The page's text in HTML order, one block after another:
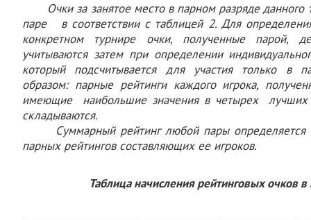
Очки за занятое место в парном разряде
паре в соответствии с таблицей 2. Для
конкретном турнире очки, полученные парой,
учитываются затем при определении
который подсчитывается для участия только в
образом: парные рейтинги каждого игрока,
имеющие наибольшие значения в четырех лучших
складываются.
Суммарный рейтинг любой пары
парных рейтингов составляющих ее игроков.
Таблица начисления рейтинговых очков